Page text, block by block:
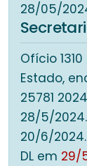
28/05/
Ofício
Estado,
25781
28/5/
20/6/
DL em 29/